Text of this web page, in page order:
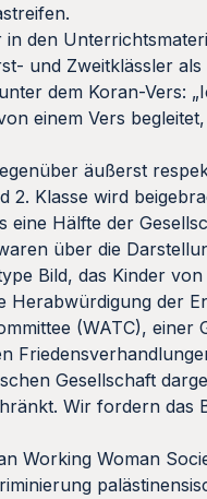
den
und Zweitklässler
unter dem Koran-Vers:
einem Vers
äußerst
2. Klasse wird
Hälfte der
über die
Bild, das Kinder
Herabwürdigung der
(WATC),
Gesellschaft
Wir fordern das
Working Woman